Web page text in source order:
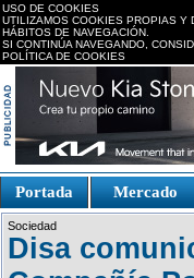
USO DE COOKIES
UTILIZAMOS COOKIES PROPIAS Y
HÁBITOS DE NAVEGACIÓN.
SI CONTINÚA NAVEGANDO,
POLÍTICA DE COOKIES
Portada Mercado
Fake Watches
replica-
watch.is
Sociedad
Disa